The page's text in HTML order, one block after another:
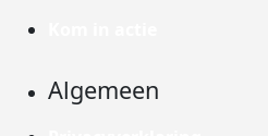
Algemeen